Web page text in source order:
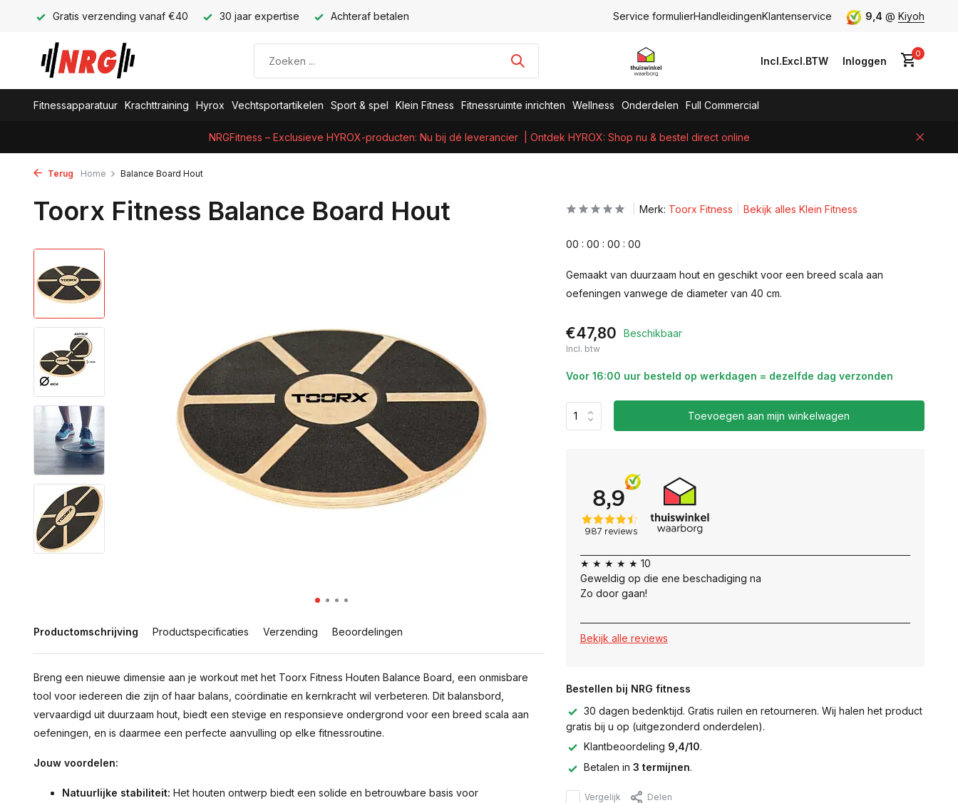
Gratis verzending vanaf €40 30 jaar expertise Achteraf betalen Service formulierHandleidingenKlantenservice 9,4 @ Kiyoh
Incl.Excl.BTW Inloggen
0
Fitnessapparatuur Krachttraining Hyrox Vechtsportartikelen Sport & spel Klein Fitness Fitnessruimte inrichten Wellness Onderdelen Full Commercial
NRGFitness – Exclusieve HYROX-producten: Nu bij dé leverancier | Ontdek HYROX: Shop nu & bestel direct online
Terug Home Balance Board Hout
Toorx Fitness Balance Board Hout
Productomschrijving Productspecificaties Verzending Beoordelingen
Breng een nieuwe dimensie aan je workout met het Toorx Fitness Houten Balance Board, een onmisbare
tool voor iedereen die zijn of haar balans, coördinatie en kernkracht wil verbeteren. Dit balansbord,
vervaardigd uit duurzaam hout, biedt een stevige en responsieve ondergrond voor een breed scala aan
oefeningen, en is daarmee een perfecte aanvulling op elke fitnessroutine.
Jouw voordelen:
Natuurlijke stabiliteit: Het houten ontwerp biedt een solide en betrouwbare basis voor
Merk: Toorx Fitness Bekijk alles Klein Fitness
00 : 00 : 00 : 00
Gemaakt van duurzaam hout en geschikt voor een breed scala aan
oefeningen vanwege de diameter van 40 cm.
€47,80 Beschikbaar
Incl. btw
Voor 16:00 uur besteld op werkdagen = dezelfde dag verzonden
Toevoegen aan mijn winkelwagen
★ ★ ★ ★ ★ 10
Geweldig op die ene beschadiging na
Zo door gaan!
Bekijk alle reviews
Bestellen bij NRG fitness
30 dagen bedenktijd. Gratis ruilen en retourneren. Wij halen het product
gratis bij u op (uitgezonderd onderdelen).
Klantbeoordeling 9,4/10.
Betalen in 3 termijnen.
Vergelijk Delen